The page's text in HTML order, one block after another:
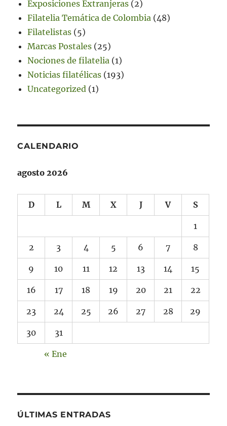
Exposiciones Extranjeras (2)
Filatelia Temática de Colombia (48)
Filatelistas (5)
Marcas Postales (25)
Nociones de filatelia (1)
Noticias filatélicas (193)
Uncategorized (1)
CALENDARIO
agosto 2026
D L M X J V S
1
2 3 4 5 6 7 8
9 10 11 12 13 14 15
16 17 18 19 20 21 22
23 24 25 26 27 28 29
30 31
« Ene
ÚLTIMAS ENTRADAS